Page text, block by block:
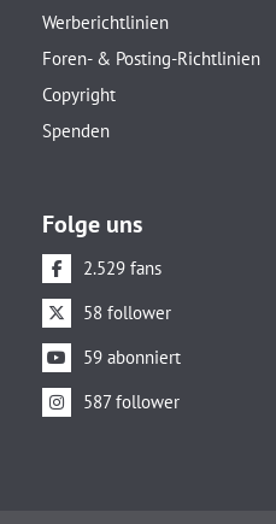
Werberichtlinien
Foren- & Posting-Richtlinien
Copyright
Spenden
Folge uns
2.529 fans
58 follower
59 abonniert
587 follower